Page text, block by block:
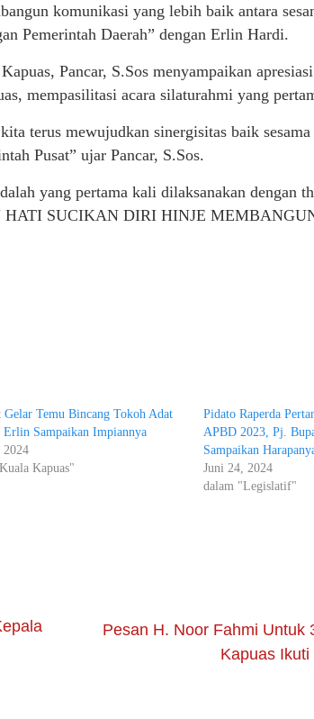
komunikasi yang lebih baik antara
Pemerintah Daerah” dengan Erlin Hardi.
Pancar, S.Sos menyampaikan
mempasilitasi acara silaturahmi yang
terus mewujudkan sinergisitas baik sesama
Pusat” ujar Pancar, S.Sos.
yang pertama kali dilaksanakan dengan
SUCIKAN DIRI HINJE
Gelar Temu Bincang Tokoh Adat
Erlin Sampaikan Impiannya
2024
Kapuas"
Pidato Raperda
APBD 2023, Pj.
Sampaikan
Juni 24, 2024
dalam "Legislatif"
Pesan H. Noor Fahmi Untuk
Kapuas